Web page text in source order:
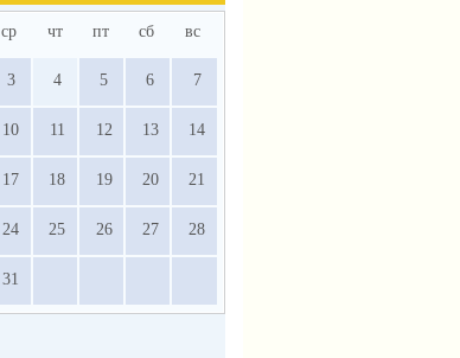
ср чт пт сб вс
3 4 5 6 7
10 11 12 13 14
17 18 19 20 21
24 25 26 27 28
31